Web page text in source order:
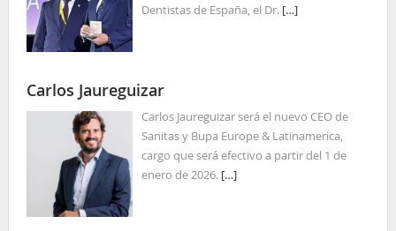
Dentistas de España, el Dr. […]
Carlos Jaureguizar
Carlos Jaureguizar será el nuevo CEO de
Sanitas y Bupa Europe & Latinamerica,
cargo que será efectivo a partir del 1 de
enero de 2026. […]